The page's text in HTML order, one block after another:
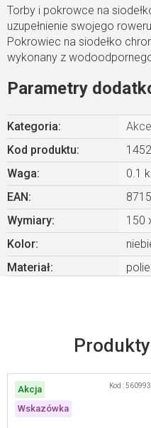
Akcja
Wskazówka
Kod :560993
Torby i pokrowce na
uzupełnienie swojego
Pokrowiec na siodełko
wykonany z
Parametry
Kategoria:
Kod produktu:
Waga:
0.1
EAN:
Wymiary:
150
Kolor:
Materiał: